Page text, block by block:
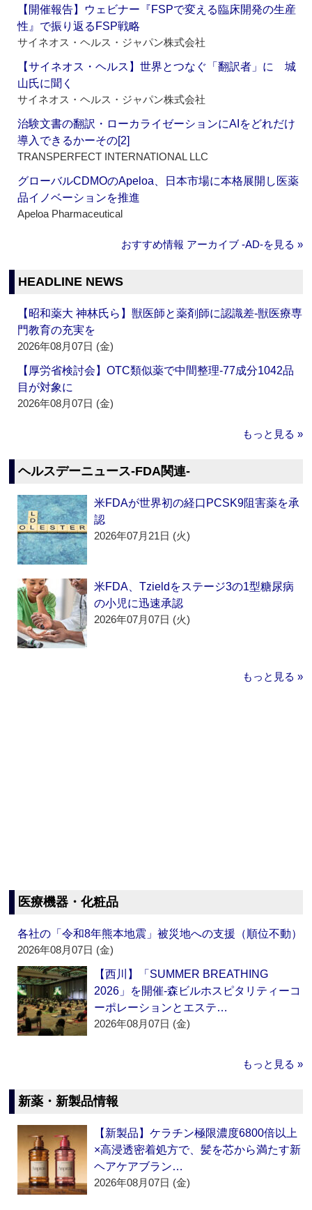
【開催報告】ウェビナー『FSPで変える臨床開発の生産
性』で振り返るFSP戦略
サイネオス・ヘルス・ジャパン株式会社
【サイネオス・ヘルス】世界とつなぐ「翻訳者」に 城
山氏に聞く
サイネオス・ヘルス・ジャパン株式会社
治験文書の翻訳・ローカライゼーションにAIをどれだけ
導入できるかーその[2]
TRANSPERFECT INTERNATIONAL LLC
グローバルCDMOのApeloa、日本市場に本格展開し医薬
品イノベーションを推進
Apeloa Pharmaceutical
おすすめ情報 アーカイブ ‐AD‐を見る »
HEADLINE NEWS
【昭和薬大 神林氏ら】獣医師と薬剤師に認識差‐獣医療専
門教育の充実を
2026年08月07日 (金)
【厚労省検討会】OTC類似薬で中間整理‐77成分1042品
目が対象に
2026年08月07日 (金)
もっと見る »
ヘルスデーニュース‐FDA関連‐
米FDAが世界初の経口PCSK9阻害薬を承
認
2026年07月21日 (火)
米FDA、Tzieldをステージ3の1型糖尿病
の小児に迅速承認
2026年07月07日 (火)
もっと見る »
医療機器・化粧品
各社の「令和8年熊本地震」被災地への支援（順位不動）
2026年08月07日 (金)
【西川】「SUMMER BREATHING
2026」を開催‐森ビルホスピタリティーコ
ーポレーションとエステ…
2026年08月07日 (金)
もっと見る »
新薬・新製品情報
【新製品】ケラチン極限濃度6800倍以上
×高浸透密着処方で、髪を芯から満たす新
ヘアケアブラン…
2026年08月07日 (金)